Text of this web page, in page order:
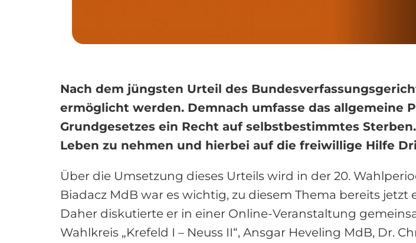
Nach dem jüngsten Urteil des
ermöglicht werden. Demnach umfasse das allgemeine
Grundgesetzes ein Recht auf selbstbestimmtes
Leben zu nehmen und hierbei auf die freiwillige Hilfe
Über die Umsetzung dieses Urteils wird in der 20.
Biadacz MdB war es wichtig, zu diesem Thema bereits
Daher diskutierte er in einer Online-Veranstaltung
Wahlkreis „Krefeld I – Neuss II“, Ansgar Heveling MdB, Dr.